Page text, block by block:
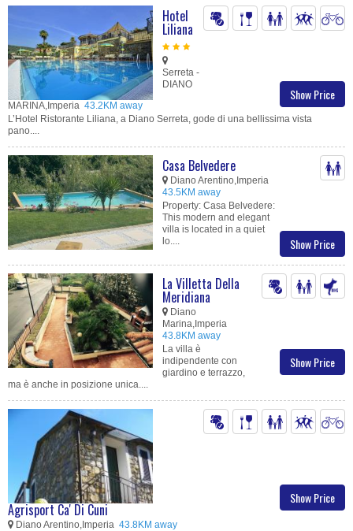
Show Price
Hotel
Liliana
Serreta -
DIANO
MARINA,Imperia 43.2KM away
L’Hotel Ristorante Liliana, a Diano Serreta, gode di una bellissima vista
pano....
Show Price
Casa Belvedere
Diano Arentino,Imperia
43.5KM away
Property: Casa Belvedere:
This modern and elegant
villa is located in a quiet
lo....
Show Price
La Villetta Della
Meridiana
Diano
Marina,Imperia
43.8KM away
La villa è
indipendente con
giardino e terrazzo,
ma è anche in posizione unica....
Show Price
Agrisport Ca' Di Cuni
Diano Arentino,Imperia 43.8KM away